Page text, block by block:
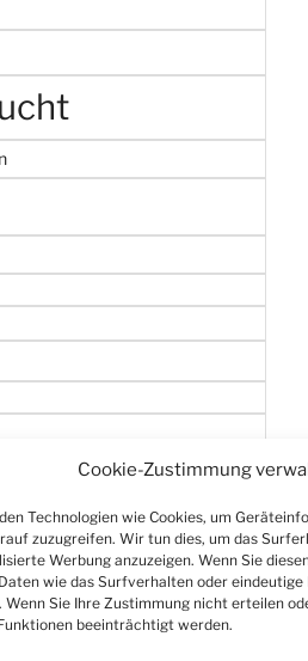
Cookie-Zustimmung
Technologien wie Cookies, um
zuzugreifen. Wir tun dies, um das
Werbung anzuzeigen. Wenn Sie
wie das Surfverhalten oder eindeutige
Sie Ihre Zustimmung nicht erteilen
beeinträchtigt werden.